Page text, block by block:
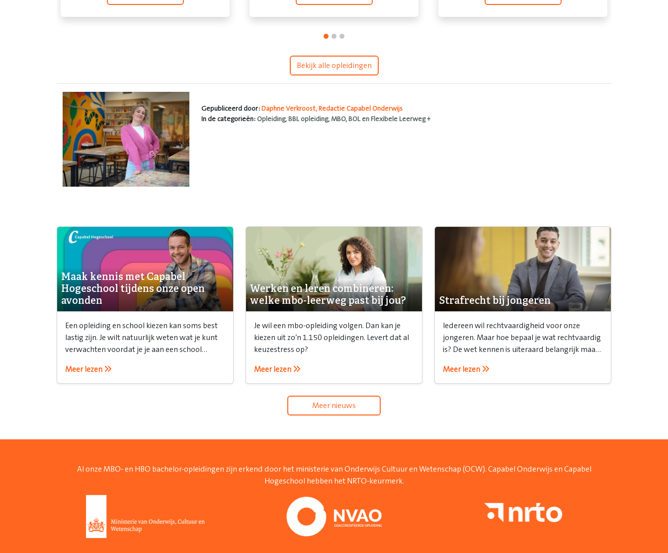
Bekijk alle opleidingen
Gepubliceerd door: Daphne Verkroost, Redactie Capabel Onderwijs
In de categorieën: Opleiding, BBL opleiding, MBO, BOL en Flexibele Leerweg +
Maak kennis met Capabel
Hogeschool tijdens onze open
avonden
Een opleiding en school kiezen kan soms best
lastig zijn. Je wilt natuurlijk weten wat je kunt
verwachten voordat je je aan een school
Meer lezen
Werken en leren combineren:
welke mbo-leerweg past bij jou?
Je wil een mbo-opleiding volgen. Dan kan je
kiezen uit zo’n 1.150 opleidingen. Levert dat al
keuzestress op?
Meer lezen
Strafrecht bij jongeren
Iedereen wil rechtvaardigheid voor onze
jongeren. Maar hoe bepaal je wat rechtvaardig
is? De wet kennen is uiteraard belangrijk maar
recht inzet.
Meer lezen
Meer nieuws
Al onze MBO- en HBO bachelor-opleidingen zijn erkend door het ministerie van Onderwijs Cultuur en Wetenschap (OCW). Capabel Onderwijs en Capabel
Hogeschool hebben het NRTO-keurmerk.